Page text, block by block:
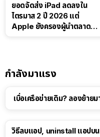
ยอดจัดส่ง iPad ลดลงใน
ไตรมาส 2 ปี 2026 แต่
Apple ยังครองผู้นำตลาด
กำลังมาแรง
เบื่อเครือข่ายเดิม? ลองย้าย
วิธีลบแอป, uninstall แอปบน